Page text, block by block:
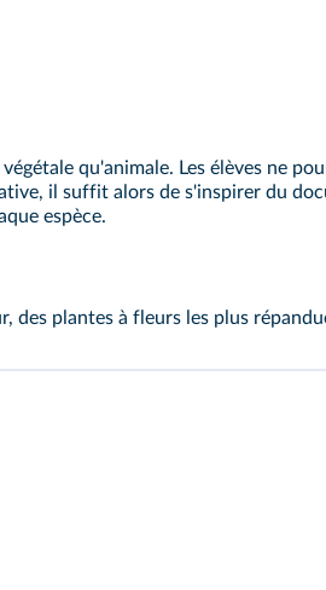
qu'animale. Les élèves ne
il suffit alors de s'inspirer du
espèce.
des plantes à fleurs les plus